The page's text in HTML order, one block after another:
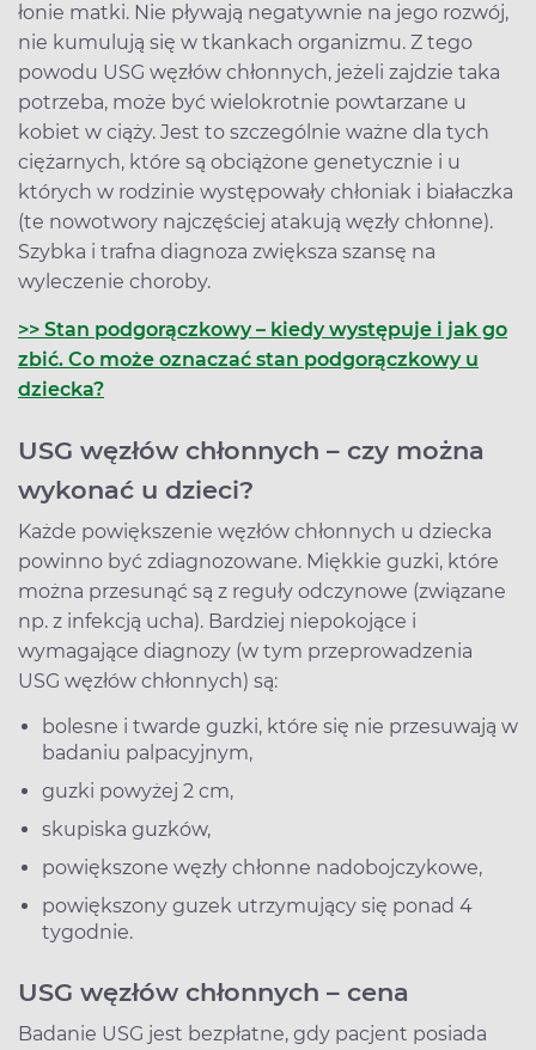
łonie matki. Nie pływają negatywnie na jego rozwój,
nie kumulują się w tkankach organizmu. Z tego
powodu USG węzłów chłonnych, jeżeli zajdzie taka
potrzeba, może być wielokrotnie powtarzane u
kobiet w ciąży. Jest to szczególnie ważne dla tych
ciężarnych, które są obciążone genetycznie i u
których w rodzinie występowały chłoniak i białaczka
(te nowotwory najczęściej atakują węzły chłonne).
Szybka i trafna diagnoza zwiększa szansę na
wyleczenie choroby.
>> Stan podgorączkowy – kiedy występuje i jak go
zbić. Co może oznaczać stan podgorączkowy u
dziecka?
USG węzłów chłonnych – czy można
wykonać u dzieci?
Każde powiększenie węzłów chłonnych u dziecka
powinno być zdiagnozowane. Miękkie guzki, które
można przesunąć są z reguły odczynowe (związane
np. z infekcją ucha). Bardziej niepokojące i
wymagające diagnozy (w tym przeprowadzenia
USG węzłów chłonnych) są:
bolesne i twarde guzki, które się nie przesuwają w
badaniu palpacyjnym,
guzki powyżej 2 cm,
skupiska guzków,
powiększone węzły chłonne nadobojczykowe,
powiększony guzek utrzymujący się ponad 4
tygodnie.
USG węzłów chłonnych – cena
Badanie USG jest bezpłatne, gdy pacjent posiada